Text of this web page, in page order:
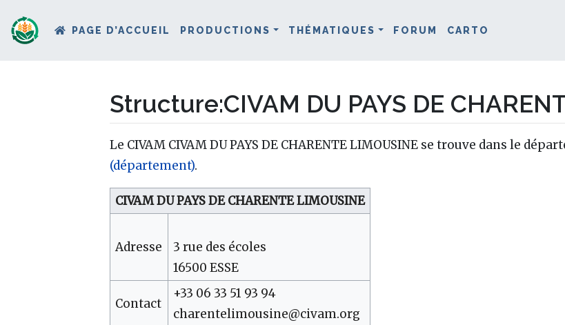
PAGE D’ACCUEIL PRODUCTIONS THÉMATIQUES FORUM CARTO
Structure:CIVAM DU PAYS DE
Aller à :navigation,rechercher
Le CIVAM CIVAM DU PAYS DE CHARENTE LIMOUSINE se trouve dans le
(département).
CIVAM DU PAYS DE CHARENTE LIMOUSINE
Adresse
3 rue des écoles
16500 ESSE
Contact
+33 06 33 51 93 94
charentelimousine@civam.org